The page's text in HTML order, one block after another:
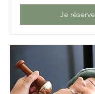
Je réserve